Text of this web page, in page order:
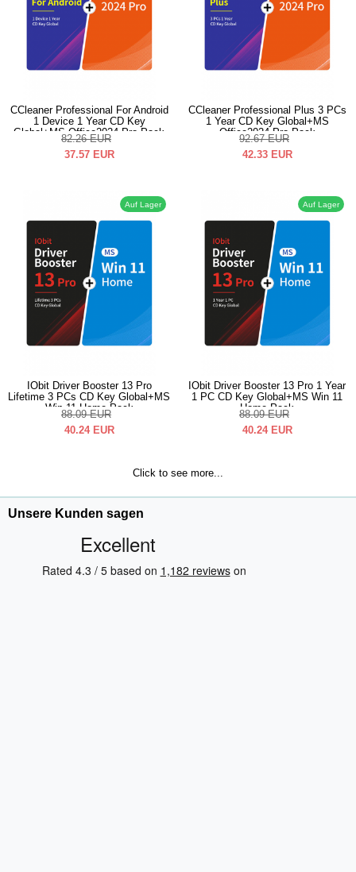
CCleaner Professional For Android
1 Device 1 Year CD Key
Global+MS Office2024 Pro Pack
82.26 EUR
37.57 EUR
CCleaner Professional Plus 3 PCs
1 Year CD Key Global+MS
Office2024 Pro Pack
92.67 EUR
42.33 EUR
Auf Lager
IObit Driver Booster 13 Pro
Lifetime 3 PCs CD Key Global+MS
Win 11 Home Pack
88.09 EUR
40.24 EUR
Auf Lager
IObit Driver Booster 13 Pro 1 Year
1 PC CD Key Global+MS Win 11
Home Pack
88.09 EUR
40.24 EUR
Click to see more...
Unsere Kunden sagen